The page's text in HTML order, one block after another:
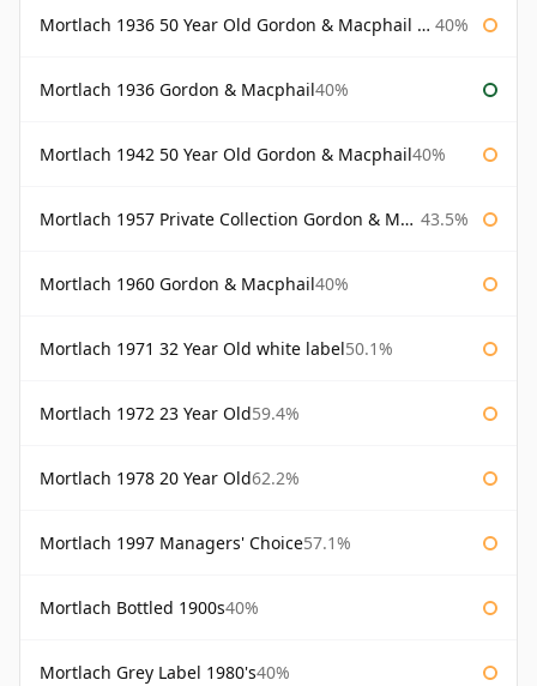
Mortlach 1936 50 Year Old Gordon & Macphail 75cl 40%
Mortlach 1936 Gordon & Macphail40%
Mortlach 1942 50 Year Old Gordon & Macphail40%
Mortlach 1957 Private Collection Gordon & Macphail 43.5%
Mortlach 1960 Gordon & Macphail40%
Mortlach 1971 32 Year Old white label50.1%
Mortlach 1972 23 Year Old59.4%
Mortlach 1978 20 Year Old62.2%
Mortlach 1997 Managers' Choice57.1%
Mortlach Bottled 1900s40%
Mortlach Grey Label 1980's40%